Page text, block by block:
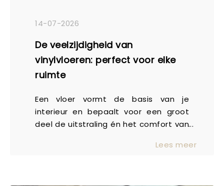
14-07-2026
De veelzijdigheid van
vinylvloeren: perfect voor elke
ruimte
Een vloer vormt de basis van je
interieur en bepaalt voor een groot
deel de uitstraling én het comfort van
om een vloer te kiezen die niet alleen
Lees meer